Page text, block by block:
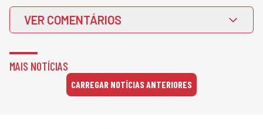
VER COMENTÁRIOS
MAIS NOTÍCIAS
CARREGAR NOTÍCIAS ANTERIORES